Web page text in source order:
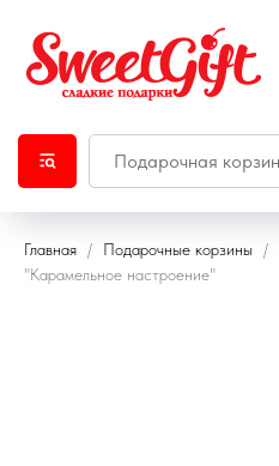
Главная Подарочные корзины
"Карамельное настроение"